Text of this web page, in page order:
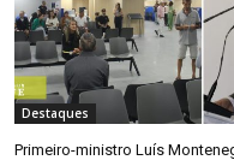
Destaques
Primeiro-ministro Luís